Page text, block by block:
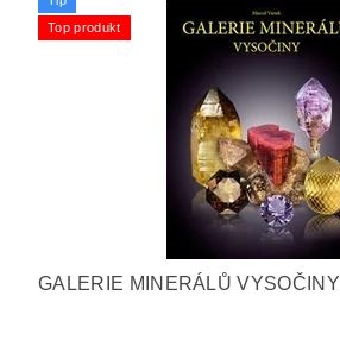
Top produkt
GALERIE MINERÁLŮ VYSOČINY